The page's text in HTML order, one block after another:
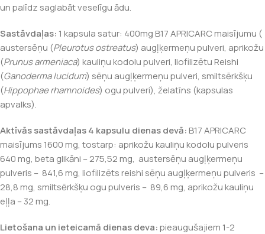
un palīdz saglabāt veselīgu ādu.
Sastāvdaļas: 1 kapsula satur: 400mg B17 APRICARC maisījumu (
austersēņu (Pleurotus ostreatus) augļķermeņu pulveri, aprikožu
(Prunus armeniaca) kauliņu kodolu pulveri, liofilizētu Reishi
(Ganoderma lucidum) sēņu augļķermeņu pulveri, smiltsērkšķu
(Hippophae rhamnoides) ogu pulveri), želatīns (kapsulas
apvalks).
Aktīvās sastāvdaļas 4 kapsulu dienas devā:B17 APRICARC
maisījums 1600 mg, tostarp: aprikožu kauliņu kodolu pulveris
640 mg, beta glikāni – 275,52 mg, austersēņu augļķermeņu
pulveris – 841,6 mg, liofilizēts reishi sēņu augļķermeņu pulveris –
28,8 mg, smiltsērkšķu ogu pulveris – 89,6 mg, aprikožu kauliņu
eļļa – 32 mg.
Lietošana un ieteicamā dienas deva:pieaugušajiem 1-2